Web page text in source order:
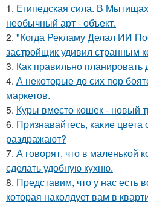
1. Египедская сила. В
необычный арт - объект.
2. "Когда Рекламу Делал ИИ
застройщик удивил странным
3. Как правильно планировать
4. А некоторые до сих пор
маркетов.
5. Куры вместо кошек - новый
6. Признавайтесь, какие цвета
раздражают?
7. А говорят, что в маленькой
сделать удобную кухню.
8. Представим, что у нас есть
которая наколдует вам в